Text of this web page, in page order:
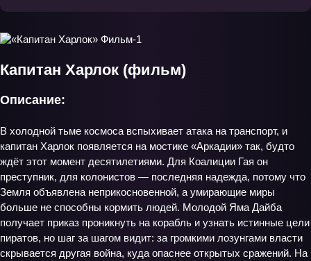
Капитан Харлок (фильм)
Описание:
В холодной тьме космоса вспыхивает атака на транспорт, и
капитан Харлок появляется на мостике «Аркадии» так, будто
ждёт этот момент десятилетиями. Для Коалиции Гая он
преступник, для колонистов — последняя надежда, потому что
Земля объявлена неприкосновенной, а умирающие миры
больше не способны кормить людей. Молодой Яма Дайба
получает приказ проникнуть на корабль и узнать истинные цели
пиратов, но шаг за шагом видит: за громкими лозунгами власти
скрывается другая война, куда опаснее открытых сражений. На